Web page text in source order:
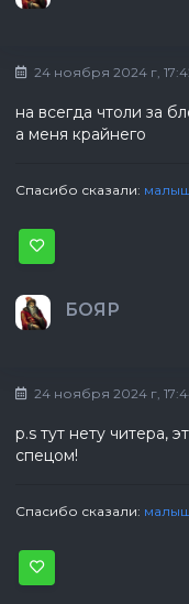
24 ноября 2024 г,
на всегда чтоли за
а меня крайнего
Спасибо сказали:
БОЯР
24 ноября 2024 г,
p.s тут нету читера,
спецом!
Спасибо сказали: